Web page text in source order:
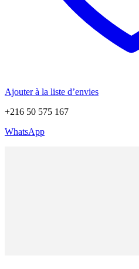
Ajouter à la liste d’envies
+216 50 575 167
WhatsApp